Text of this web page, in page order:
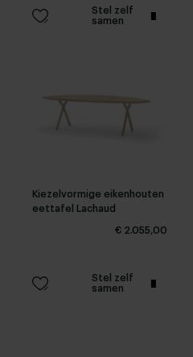
Stel zelf
samen
Kiezelvormige eikenhouten
eettafel Lachaud
€ 2.055,00
Stel zelf
samen